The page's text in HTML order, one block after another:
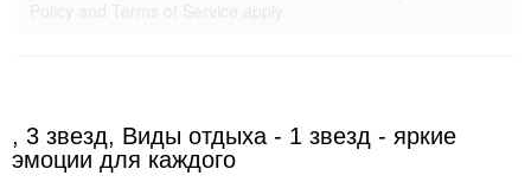
, 3 звезд, Виды отдыха - 1 звезд - яркие
эмоции для каждого